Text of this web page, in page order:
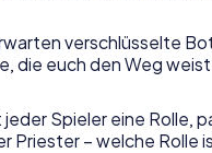
verschlüsselte
die euch den Weg
Spieler eine Rolle,
Priester – welche Rolle